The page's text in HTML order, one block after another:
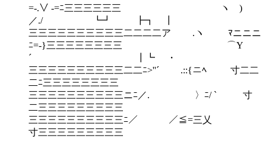
=-.∨ -=ﾆ三三三三三三 ヽ )
／./ ┗┛ ┣┓ ┃
三三三三三三三三三三二二二二ア .ヽ ﾏニニニ
ﾆ=-}三三三三三三三三 ⌒Y
´ ┃┗ ・
三三三三三三三三三三二二ﾆ>''´ .::{ニﾍ 寸二二
二ﾆ三三三三三三三三
三三三三三三三三三三ニﾆ／. 〉ﾆ/ ` 寸
二三三三三三三三三三
三三三三三三三三三三ﾆ／ ／≦=三乂
寸三三三三三三三三三